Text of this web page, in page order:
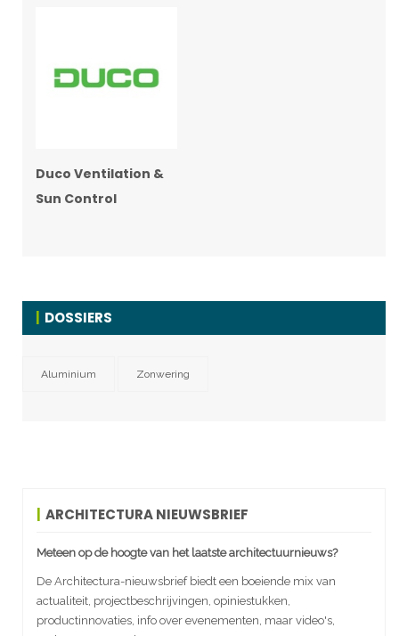
Duco Ventilation &
Sun Control
DOSSIERS
Aluminium Zonwering
ARCHITECTURA NIEUWSBRIEF
Meteen op de hoogte van het laatste architectuurnieuws?
De Architectura-nieuwsbrief biedt een boeiende mix van
actualiteit, projectbeschrijvingen, opiniestukken,
productinnovaties, info over evenementen, maar video's,